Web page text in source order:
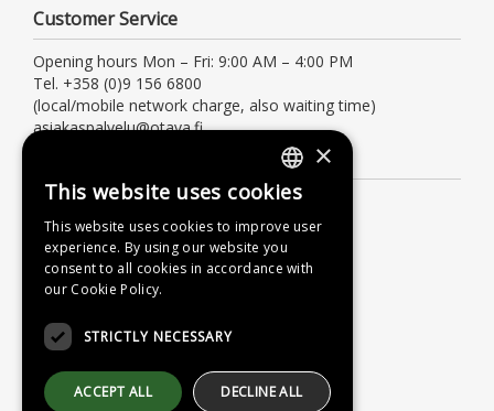
Customer Service
Opening hours Mon – Fri: 9:00 AM – 4:00 PM
Tel. +358 (0)9 156 6800
(local/mobile network charge, also waiting time)
asiakaspalvelu@otava.fi
Terms of delivery
Instructions
Privacy Policy
Accessibility Statement
FINNISH
SWEDISH
ENGLISH
×
This website uses cookies
This website uses cookies to improve user
experience. By using our website you
consent to all cookies in accordance with
our Cookie Policy.
STRICTLY NECESSARY
ACCEPT ALL DECLINE ALL